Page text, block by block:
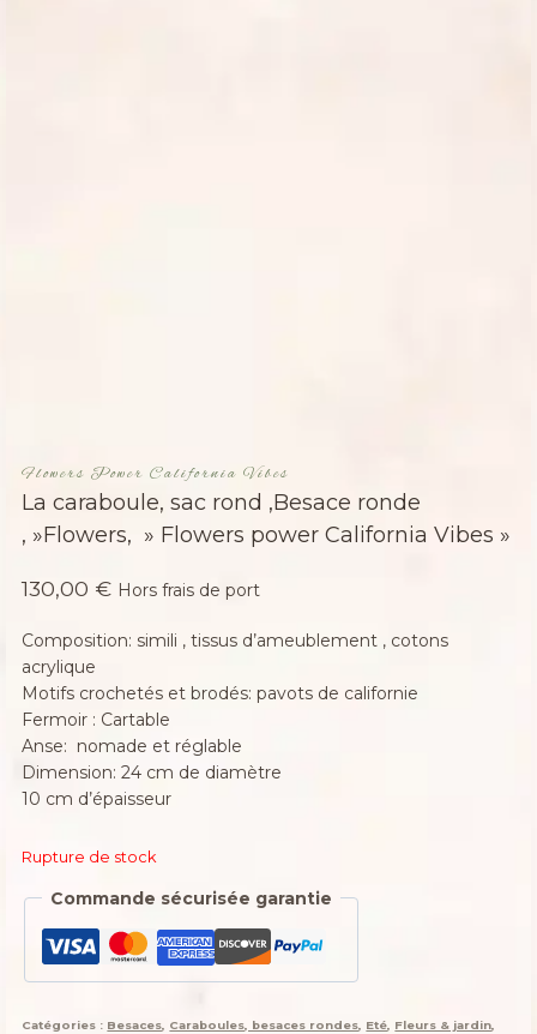
Flowers Power California Vibes
La caraboule, sac rond ,Besace ronde
, »Flowers, » Flowers power California Vibes »
130,00 € Hors frais de port
Composition: simili , tissus d’ameublement , cotons
acrylique
Motifs crochetés et brodés: pavots de californie
Fermoir : Cartable
Anse: nomade et réglable
Dimension: 24 cm de diamètre
10 cm d’épaisseur
Rupture de stock
Commande sécurisée garantie
Catégories : Besaces Caraboules, besaces rondes Eté Fleurs & jardin